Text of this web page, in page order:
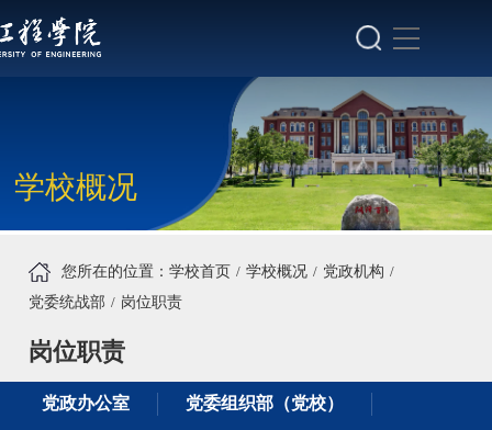
学校概况
您所在的位置：学校首页 学校概况
党政机构
党委统战部
岗位职责
岗位职责
党政办公室 党委组织部（党校）